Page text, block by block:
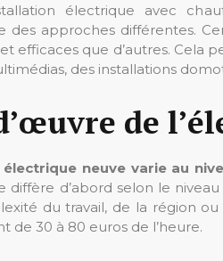
électrique avec
des approches différentes.
efficaces que d’autres. Cela
des installations
de
neuve varie au
diffère d’abord selon le
du travail, de la région
de 30 à 80 euros de l’heure.